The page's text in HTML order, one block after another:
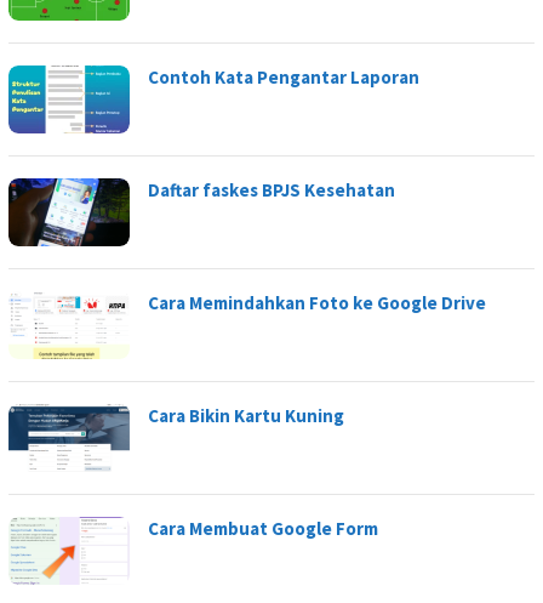
Contoh Kata Pengantar Laporan
Daftar faskes BPJS Kesehatan
Cara Memindahkan Foto ke Google Drive
Cara Bikin Kartu Kuning
Cara Membuat Google Form